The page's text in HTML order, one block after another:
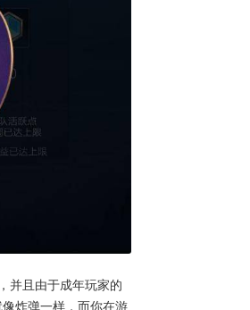
并且由于成年玩家的
炸弹一样，而你在游